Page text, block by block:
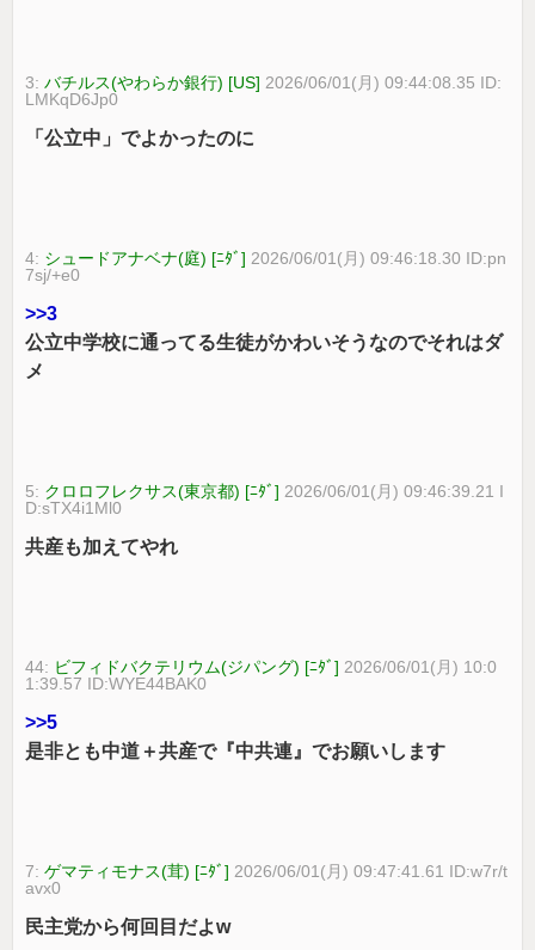
3:バチルス(やわらか銀行) [US] 2026/06/01(月) 09:44:08.35 ID:
LMKqD6Jp0
「公立中」でよかったのに
4: シュードアナベナ(庭) [ﾆﾀﾞ] 2026/06/01(月) 09:46:18.30 ID:pn
7sj/+e0
>>3
公立中学校に通ってる生徒がかわいそうなのでそれはダ
メ
5: クロロフレクサス(東京都) [ﾆﾀﾞ] 2026/06/01(月) 09:46:39.21 I
D:sTX4i1Ml0
共産も加えてやれ
44: ビフィドバクテリウム(ジパング) [ﾆﾀﾞ] 2026/06/01(月) 10:0
1:39.57 ID:WYE44BAK0
>>5
是非とも中道＋共産で『中共連』でお願いします
7:ゲマティモナス(茸) [ﾆﾀﾞ] 2026/06/01(月) 09:47:41.61 ID:w7r/t
avx0
民主党から何回目だよw